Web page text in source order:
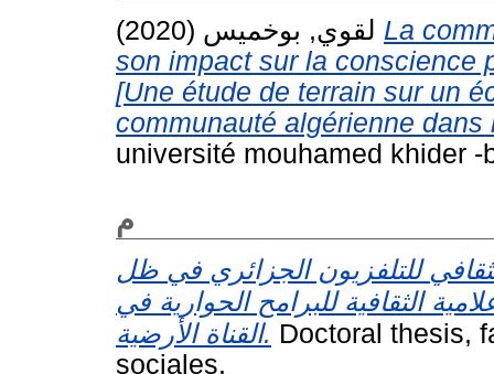
لقوي, بوخميس La
son impact sur la conscience
[Une étude de terrain sur un
communauté algérienne
université mouhamed khider -
م
للتلفزيون الجزائري في ظل
الثقافية للبرامح الحوارية في
القناة الأرضية. Doctoral thesis,
sociales.